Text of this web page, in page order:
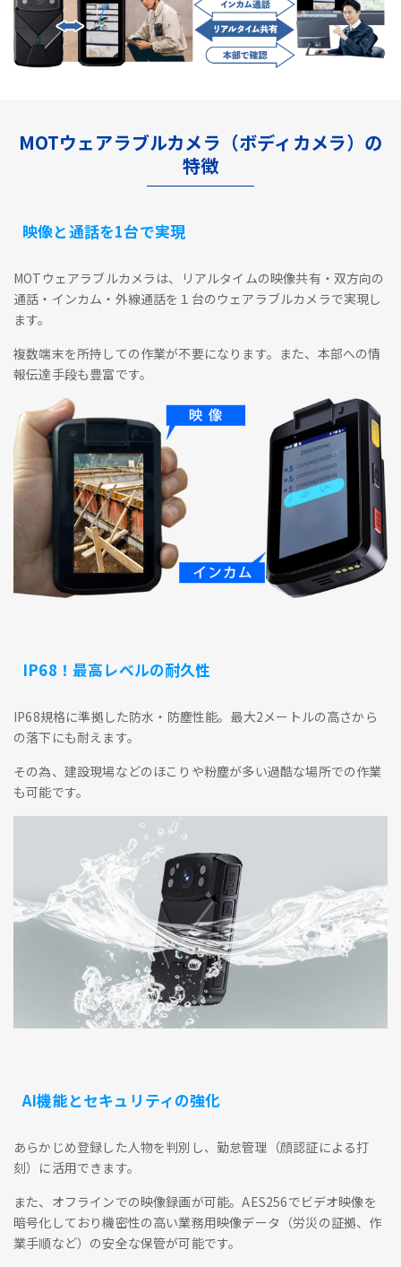
MOTウェアラブルカメラ（ボディカメラ）の
特徴
映像と通話を1台で実現
MOTウェアラブルカメラは、リアルタイムの映像共有・双方向の
通話・インカム・外線通話を１台のウェアラブルカメラで実現し
ます。
複数端末を所持しての作業が不要になります。また、本部への情
報伝達手段も豊富です。
IP68！最高レベルの耐久性
IP68規格に準拠した防水・防塵性能。最大2メートルの高さから
の落下にも耐えます。
その為、建設現場などのほこりや粉塵が多い過酷な場所での作業
も可能です。
AI機能とセキュリティの強化
あらかじめ登録した人物を判別し、勤怠管理（顔認証による打
刻）に活用できます。
また、オフラインでの映像録画が可能。AES256でビデオ映像を
暗号化しており機密性の高い業務用映像データ（労災の証拠、作
業手順など）の安全な保管が可能です。